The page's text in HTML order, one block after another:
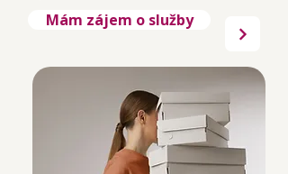
Mám zájem o služby